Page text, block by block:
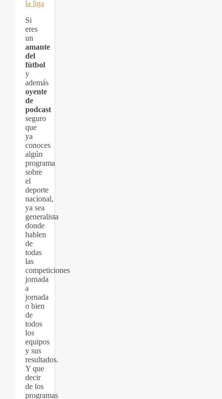
Si
eres
un
amante
del
fútbol
y
además
oyente
de
podcast
seguro
que
ya
conoces
algún
programa
sobre
el
deporte
nacional,
ya sea
generalista
donde
hablen
de
todas
las
competiciones
jornada
a
jornada
o bien
de
todos
los
equipos
y sus
resultados.
Y que
decir
de los
programas